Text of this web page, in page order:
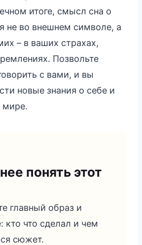
итоге, смысл сна о
не во внешнем символе, а
– в ваших страхах,
Позвольте
с вами, и вы
новые знания о себе и
мире.
понять этот
главный образ и
кто что сделал и чем
сюжет.